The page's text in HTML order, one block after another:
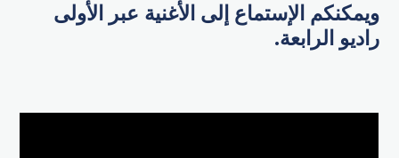
ويمكنكم الإستماع إلى الأغنية عبر الأولى
راديو الرابعة.